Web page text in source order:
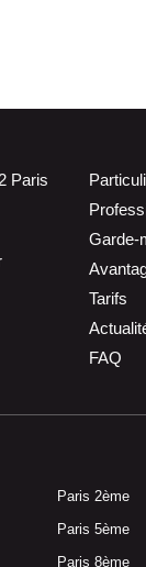
Paris
Garde-
Tarifs
FAQ
Paris 2ème
Paris 5ème
Paris 8ème